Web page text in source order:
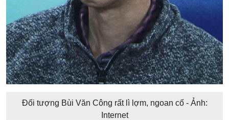
Đối tượng Bùi Văn Công rất lì lợm, ngoan cố - Ảnh:
Internet